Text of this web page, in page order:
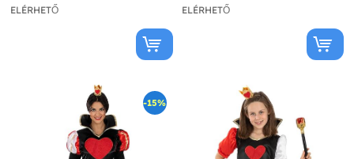
ELÉRHETŐ ELÉRHETŐ
-15%